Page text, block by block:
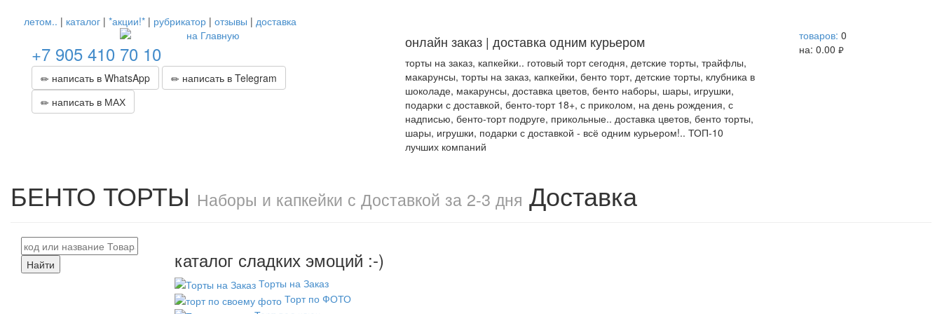
летом.. | каталог | *акции!* | рубрикатор | отзывы | доставка
+7 905 410 70 10
написать в WhatsApp
написать в Telegram
написать в МАХ
онлайн заказ | доставка одним курьером
торты на заказ, капкейки.. готовый торт сегодня, детские торты, трайфлы,
макарунсы, торты на заказ, капкейки, бенто торт, детские торты, клубника в
шоколаде, макарунсы, доставка цветов, бенто наборы, шары, игрушки,
подарки с доставкой, бенто-торт 18+, с приколом, на день рождения, с
надписью, бенто-торт подруге, прикольные.. доставка цветов, бенто торты,
шары, игрушки, подарки с доставкой - всё одним курьером!.. ТОП-10
лучших компаний
товаров: 0
на: 0.00 руб.
БЕНТО ТОРТЫ Наборы и капкейки с Доставкой за 2-3 дня Доставка
Найти каталог сладких эмоций :-)
Торты на Заказ
Торт по ФОТО